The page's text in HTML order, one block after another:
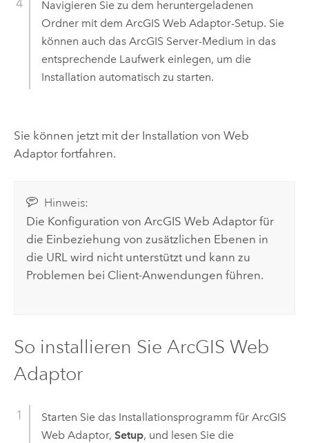
Navigieren Sie zu dem heruntergeladenen
Ordner mit dem ArcGIS Web Adaptor-Setup. Sie
können auch das ArcGIS Server-Medium in das
entsprechende Laufwerk einlegen, um die
Installation automatisch zu starten.
Sie können jetzt mit der Installation von Web
Adaptor fortfahren.
Hinweis:
Die Konfiguration vonArcGIS Web Adaptor für
die Einbeziehung von zusätzlichen Ebenen in
die URL wird nicht unterstützt und kann zu
Problemen bei Client-Anwendungen führen.
So installieren Sie ArcGIS Web
Adaptor
Starten Sie das Installationsprogramm für ArcGIS
Web Adaptor, Setup, und lesen Sie die